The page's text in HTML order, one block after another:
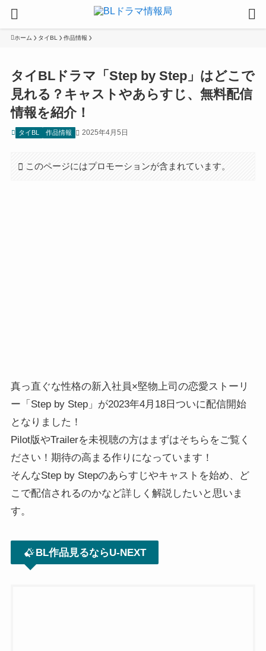
ホーム タイBL 作品情報
タイBLドラマ「Step by Step」はどこで
見れる？キャストやあらすじ、無料配信
情報を紹介！
タイBL 作品情報 2025年4月5日
このページにはプロモーションが含まれています。
真っ直ぐな性格の新入社員×堅物上司の恋愛ストーリ
ー「Step by Step」が2023年4月18日ついに配信開始
となりました！
Pilot版やTrailerを未視聴の方はまずはそちらをご覧く
ださい！期待の高まる作りになっています！
そんなStep by Stepのあらすじやキャストを始め、ど
こで配信されるのかなど詳しく解説したいと思いま
す。
BL作品見るならU-NEXT